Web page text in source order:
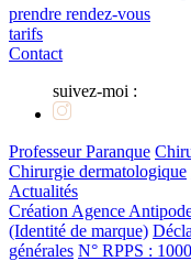
prendre rendez-vous
tarifs
Contact
suivez-moi :
Professeur Paranque
Chirurgie dermatologique
Actualités
Création Agence
(Identité de marque)
générales N° RPPS :